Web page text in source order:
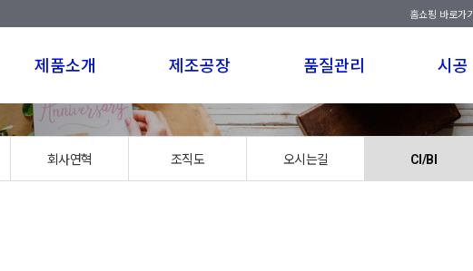
홈쇼핑 바로가기
제품소개 제조공장 품질관리 시공
회사연혁 조직도 오시는길 CI/BI